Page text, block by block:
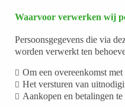
Waarvoor verwerken wij
Persoonsgegevens die via
worden verwerkt ten
Om een overeenkomst met
Het versturen van
Aankopen en betalingen